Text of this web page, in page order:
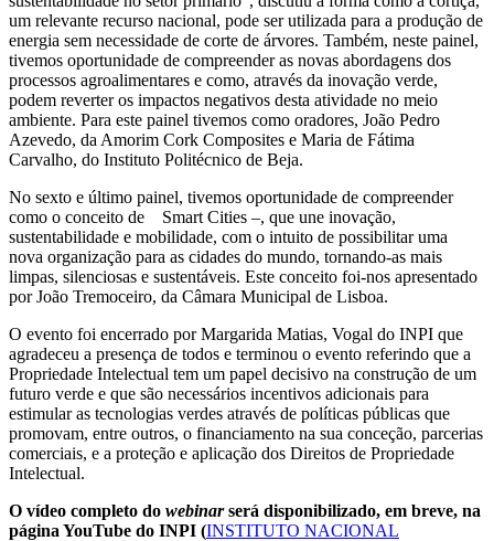
um relevante recurso nacional, pode ser utilizada para a produção de
energia sem necessidade de corte de árvores. Também, neste painel,
tivemos oportunidade de compreender as novas abordagens dos
processos agroalimentares e como, através da inovação verde,
podem reverter os impactos negativos desta atividade no meio
ambiente. Para este painel tivemos como oradores, João Pedro
Azevedo, da Amorim Cork Composites e Maria de Fátima
Carvalho, do Instituto Politécnico de Beja.
No sexto e último painel, tivemos oportunidade de compreender
como o conceito de Smart Cities –, que une inovação,
sustentabilidade e mobilidade, com o intuito de possibilitar uma
nova organização para as cidades do mundo, tornando-as mais
limpas, silenciosas e sustentáveis. Este conceito foi-nos apresentado
por João Tremoceiro, da Câmara Municipal de Lisboa.
O evento foi encerrado por Margarida Matias, Vogal do INPI que
agradeceu a presença de todos e terminou o evento referindo que a
Propriedade Intelectual tem um papel decisivo na construção de um
futuro verde e que são necessários incentivos adicionais para
estimular as tecnologias verdes através de políticas públicas que
promovam, entre outros, o financiamento na sua conceção, parcerias
comerciais, e a proteção e aplicação dos Direitos de Propriedade
Intelectual.
O vídeo completo do webinarserá disponibilizado, em breve, na
página YouTube do INPI (INSTITUTO NACIONAL